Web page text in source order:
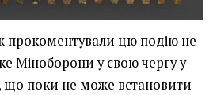
прокоментували цю подію не
Міноборони у свою чергу у
поки не може встановити